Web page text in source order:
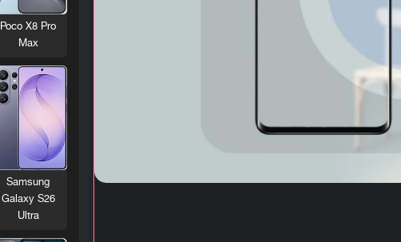
Poco X8 Pro
Max
Samsung
Galaxy S26
Ultra